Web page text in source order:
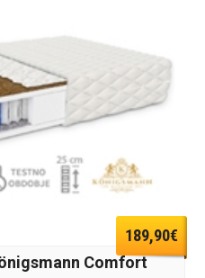
189,90€
Comfort